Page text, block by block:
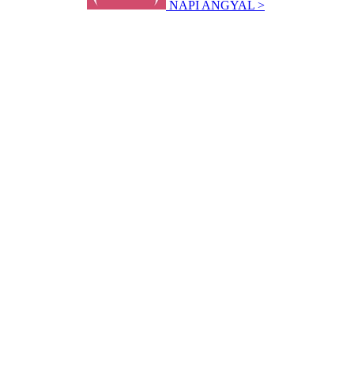
NAPI ANGYAL >